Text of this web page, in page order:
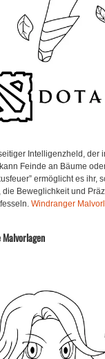
Intelligenzheld, der
Feinde an Bäume
ermöglicht es ihr,
die Beweglichkeit und
Windranger
Malvorlagen